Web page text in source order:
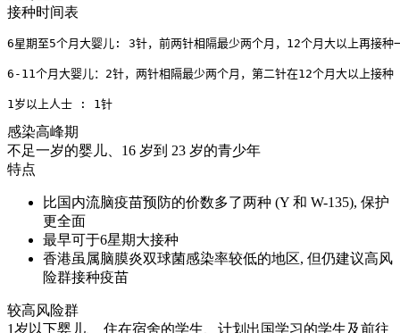
接种时间表
6星期至5个月大婴儿: 3针，前两针相隔最少两个月，12个月大以上再接种
6-11个月大婴儿：2针，两针相隔最少两个月，第二针在12个月大以上接种
1岁以上人士 : 1针
感染高峰期
不足一岁的婴儿、16 岁到 23 岁的青少年
特点
比国内流脑疫苗预防的价数多了两种 (Y 和 W-135), 保护
更全面
最早可于6星期大接种
香港虽属脑膜炎双球菌感染率较低的地区, 但仍建议高风
险群接种疫苗
较高风险群
1岁以下婴儿、 住在宿舍的学生、计划出国学习的学生及前往